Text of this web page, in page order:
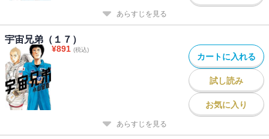
あらすじを見る
宇宙兄弟（１７）
¥891 (税込)
カートに入れる
試し読み
お気に入り
あらすじを見る